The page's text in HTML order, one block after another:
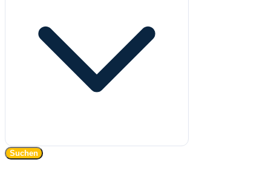
Suchen